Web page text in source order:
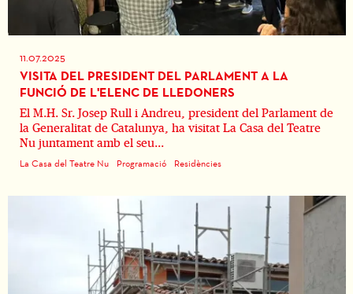
11.07.2025
VISITA DEL PRESIDENT DEL PARLAMENT A LA
FUNCIÓ DE L'ELENC DE LLEDONERS
El M.H. Sr. Josep Rull i Andreu, president del Parlament de
la Generalitat de Catalunya, ha visitat La Casa del Teatre
Nu juntament amb el seu...
La Casa del Teatre Nu Programació Residències